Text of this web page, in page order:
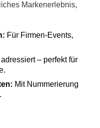
Markenerlebnis,
Für Firmen-Events,
– perfekt für
Mit Nummerierung